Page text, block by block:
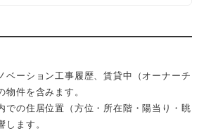
ベーション工事履歴、賃貸中（オーナーチ
物件を含みます。
での住居位置（方位・所在階・陽当り・眺
します。